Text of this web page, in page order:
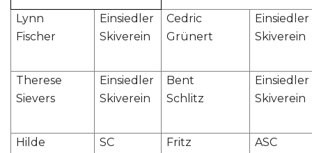
Lynn
Fischer
Einsiedler
Skiverein
Cedric
Grünert
Einsiedler
Skiverein
Therese
Sievers
Einsiedler
Skiverein
Bent
Schlitz
Einsiedler
Skiverein
Hilde
SC
Fritz
ASC